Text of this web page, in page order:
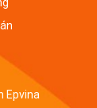
Epvina